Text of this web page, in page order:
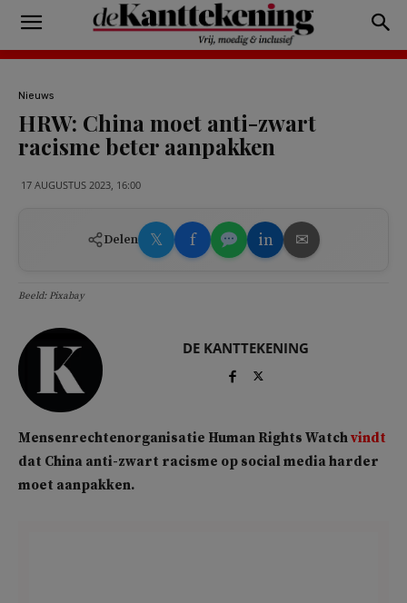
Nieuws
HRW: China moet anti-zwart
racisme beter aanpakken
17 AUGUSTUS 2023, 16:00
Delen 𝕏 f in ✉
Beeld: Pixabay
DE KANTTEKENING
Mensenrechtenorganisatie Human Rights Watchvindt
dat China anti-zwart racisme op social media harder
moet aanpakken.